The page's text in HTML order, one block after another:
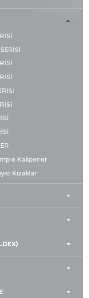
Kaliperler
Kızaklar